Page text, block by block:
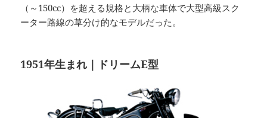
（～150cc）を超える規格と大柄な車体で大型高級スク
ーター路線の草分け的なモデルだった。
1951年生まれ｜ドリームE型